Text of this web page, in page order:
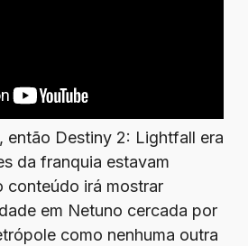
então Destiny 2: Lightfall era
da franquia estavam
conteúdo irá mostrar
em Netuno cercada por
como nenhuma outra